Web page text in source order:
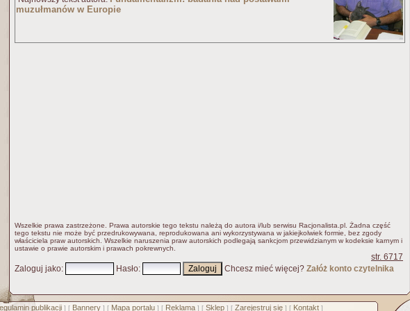
muzułmanów w Europie
Wszelkie prawa zastrzeżone. Prawa autorskie tego tekstu należą do autora i/lub serwisu Racjonalista.pl. Żadna część
tego tekstu nie może być przedrukowywana, reprodukowana ani wykorzystywana w jakiejkolwiek formie, bez zgody
właściciela praw autorskich. Wszelkie naruszenia praw autorskich podlegają sankcjom przewidzianym w kodeksie karnym i
ustawie o prawie autorskim i prawach pokrewnych.
str. 6717
Zaloguj jako: Hasło: Chcesz mieć więcej? Załóż konto czytelnika
publikacji] [ Bannery] [ Mapa portalu] [ Reklama] [ Sklep] [ Zarejestruj się] [ Kontakt]